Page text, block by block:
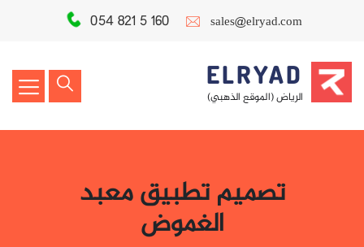
sales@elryad.com
054 821 5 160
ELRYAD
الرياض (الموقع الذهبي)
تصميم تطبيق معبد
الغموض